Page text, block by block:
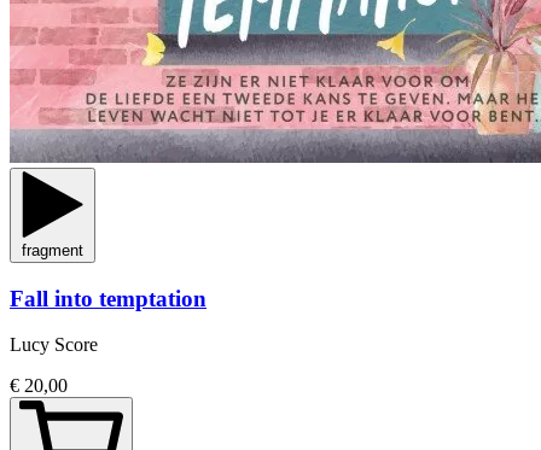
fragment
Fall into temptation
Lucy Score
€ 20,00